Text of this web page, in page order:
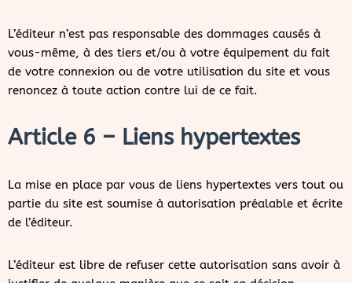
L’éditeur n’est pas responsable des dommages causés à
vous-même, à des tiers et/ou à votre équipement du fait
de votre connexion ou de votre utilisation du site et vous
renoncez à toute action contre lui de ce fait.
Article 6 – Liens hypertextes
La mise en place par vous de liens hypertextes vers tout ou
partie du site est soumise à autorisation préalable et écrite
de l’éditeur.
L’éditeur est libre de refuser cette autorisation sans avoir à